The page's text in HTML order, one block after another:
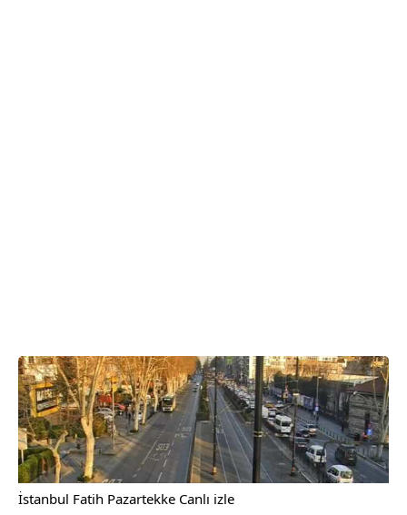
İstanbul Fatih Pazartekke Canlı izle